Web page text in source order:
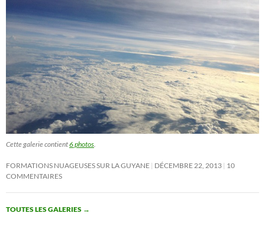
Cette galerie contient6 photos
FORMATIONS NUAGEUSES SUR LA GUYANE DÉCEMBRE 22, 2013 10
COMMENTAIRES
TOUTES LES GALERIES →